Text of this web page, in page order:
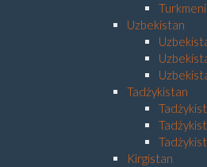
Uzbekistan
Tadżykistan
Kirgistan